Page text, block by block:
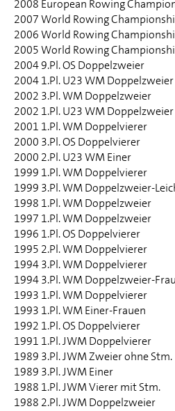
2008 European Rowing
2007 World Rowing
2006 World Rowing
2005 World Rowing
2004 9.Pl. OS Doppelzweier
2004 1.Pl. U23 WM Doppelzweier
2002 3.Pl. WM Doppelzweier
2002 1.Pl. U23 WM Doppelzweier
2001 1.Pl. WM Doppelvierer
2000 3.Pl. OS Doppelvierer
2000 2.Pl. U23 WM Einer
1999 1.Pl. WM Doppelvierer
1999 3.Pl. WM Doppelzweier-
1998 1.Pl. WM Doppelzweier
1997 1.Pl. WM Doppelzweier
1996 1.Pl. OS Doppelvierer
1995 2.Pl. WM Doppelvierer
1994 3.Pl. WM Doppelvierer
1994 3.Pl. WM Doppelzweier-
1993 1.Pl. WM Doppelvierer
1993 1.Pl. WM Einer-Frauen
1992 1.Pl. OS Doppelvierer
1991 1.Pl. JWM Doppelvierer
1989 3.Pl. JWM Zweier ohne Stm.
1989 3.Pl. JWM Einer
1988 1.Pl. JWM Vierer mit Stm.
1988 2.Pl. JWM Doppelzweier